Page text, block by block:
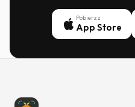
Pobierz z
App Store